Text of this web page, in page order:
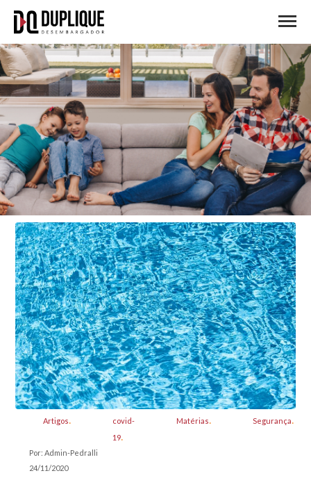
Artigos
covid-
19
Matérias Segurança
Por: Admin-Pedralli
24/11/2020